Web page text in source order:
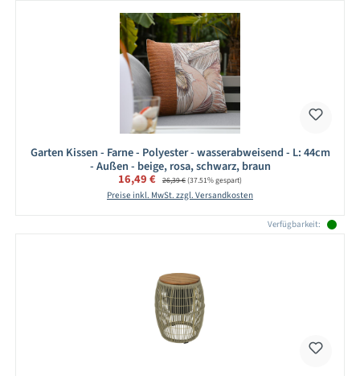
Garten Kissen - Farne - Polyester - wasserabweisend - L: 44cm
- Außen - beige, rosa, schwarz, braun
Verkaufspreis:
16,49 € Regulärer Preis:
26,39 €(37.51% gespart)
Preise inkl. MwSt. zzgl. Versandkosten
Verfügbarkeit: